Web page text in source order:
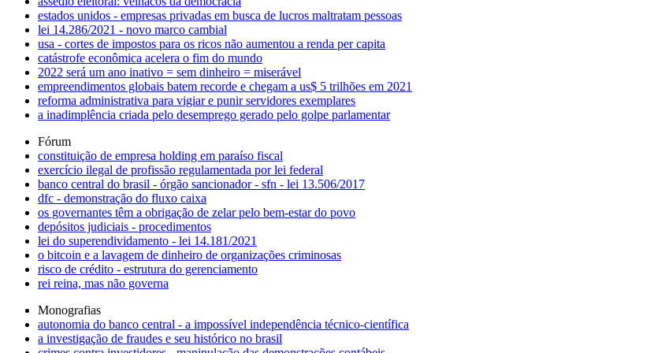
estados unidos - empresas privadas em busca de lucros maltratam pessoas
lei 14.286/2021 - novo marco cambial
usa - cortes de impostos para os ricos não aumentou a renda per capita
catástrofe econômica acelera o fim do mundo
2022 será um ano inativo = sem dinheiro = miserável
empreendimentos globais batem recorde e chegam a us$ 5 trilhões em 2021
reforma administrativa para vigiar e punir servidores exemplares
a inadimplência criada pelo desemprego gerado pelo golpe parlamentar
Fórum
constituição de empresa holding em paraíso fiscal
exercício ilegal de profissão regulamentada por lei federal
banco central do brasil - órgão sancionador - sfn - lei 13.506/2017
dfc - demonstração do fluxo caixa
os governantes têm a obrigação de zelar pelo bem-estar do povo
depósitos judiciais - procedimentos
lei do superendividamento - lei 14.181/2021
o bitcoin e a lavagem de dinheiro de organizações criminosas
risco de crédito - estrutura do gerenciamento
rei reina, mas não governa
Monografias
autonomia do banco central - a impossível independência técnico-científica
a investigação de fraudes e seu histórico no brasil